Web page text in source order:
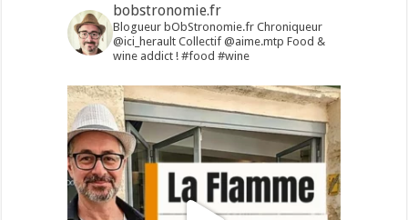
bobstronomie.fr
Blogueur bObStronomie.fr Chroniqueur
@ici_heraultCollectif @aime.mtp Food &
wine addict !#food #wine